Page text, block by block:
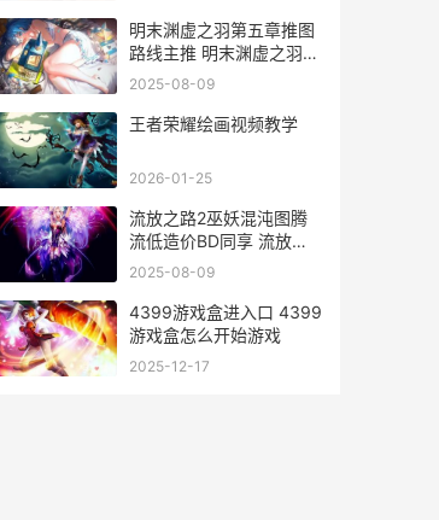
明末渊虚之羽第五章推图
路线主推 明末渊虚之羽第
五章选择门 执念心魔
2025-08-09
王者荣耀绘画视频教学
2026-01-25
流放之路2巫妖混沌图腾
流低造价BD同享 流放之
路2巫妖混沌流
2025-08-09
4399游戏盒进入口 4399
游戏盒怎么开始游戏
2025-12-17